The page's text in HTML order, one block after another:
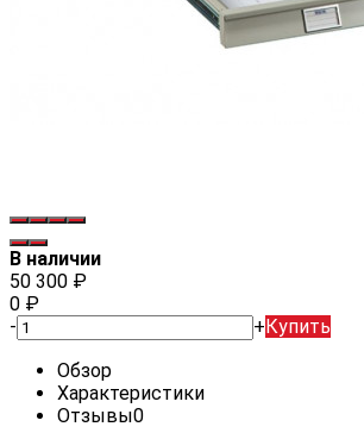
В наличии
50 300 ₽
0 ₽
-
+Купить
Обзор
Характеристики
Отзывы0